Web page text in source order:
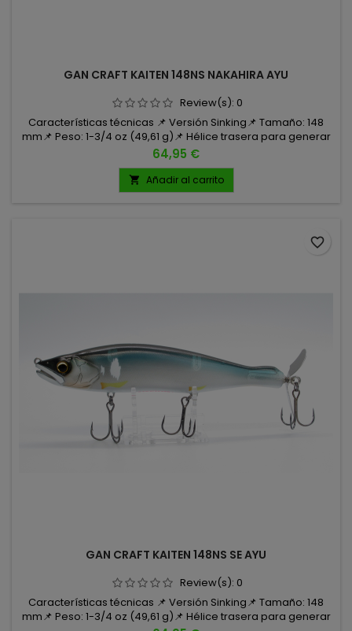
GAN CRAFT KAITEN 148NS NAKAHIRA AYU
Review(s): 0
Características técnicas 📌 Versión Sinking📌 Tamaño: 148
mm📌 Peso: 1-3/4 oz (49,61 g)📌 Hélice trasera para generar
turbulencias📌 Anzuelos: Cultiva ST-36BC, tamaño 2
Precio
64,95 €
 Añadir al carrito
GAN CRAFT KAITEN 148NS SE AYU
Review(s): 0
Características técnicas 📌 Versión Sinking📌 Tamaño: 148
mm📌 Peso: 1-3/4 oz (49,61 g)📌 Hélice trasera para generar
favorite_border